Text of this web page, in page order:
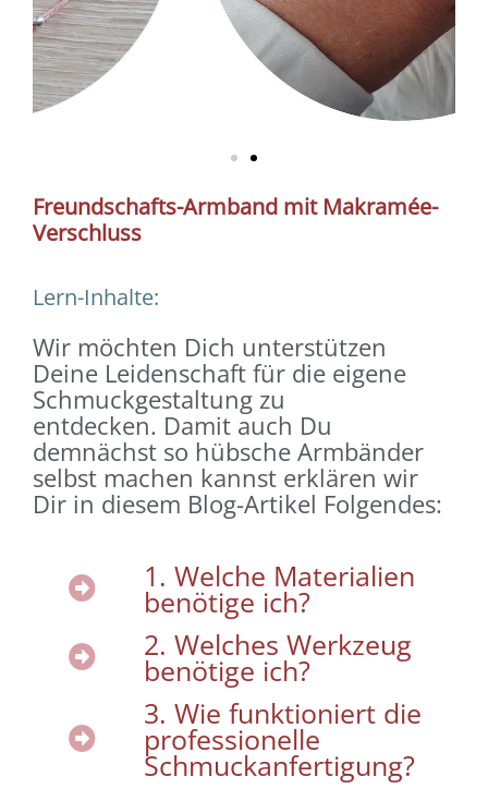
Freundschafts-Armband mit Makramée-
Verschluss
Lern-Inhalte:
Wir möchten Dich unterstützen
Deine Leidenschaft für die eigene
Schmuckgestaltung zu
entdecken. Damit auch Du
demnächst so hübsche Armbänder
selbst machen kannst erklären wir
Dir in diesem Blog-Artikel Folgendes:
1. Welche Materialien
benötige ich?
2. Welches Werkzeug
benötige ich?
3. Wie funktioniert die
professionelle
Schmuckanfertigung?